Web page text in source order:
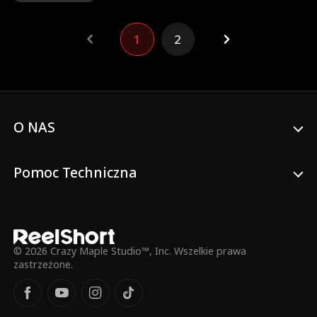
imieniu Mark, nieświadoma, że to tak
naprawdę Matthew Callaway, miliarder z
branży hotelarskiej, długoletni przyjaciel
ukojenie w swoich ramionach. Gdy Leila
wyzwaniem swojego życia: sprawić, by
1 2
O NAS
Pomoc Techniczna
© 2026 Crazy Maple Studio™, Inc. Wszelkie prawa
zastrzeżone.